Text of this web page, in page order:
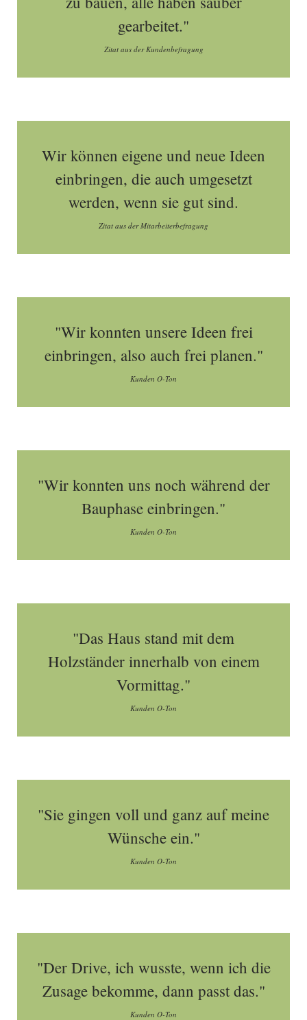
gearbeitet."
Zitat aus der Kundenbefragung
Wir können eigene und neue Ideen
einbringen, die auch umgesetzt
werden, wenn sie gut sind.
Zitat aus der Mitarbeiterbefragung
"Wir konnten unsere Ideen frei
einbringen, also auch frei planen."
Kunden O-Ton
"Wir konnten uns noch während der
Bauphase einbringen."
Kunden O-Ton
"Das Haus stand mit dem
Holzständer innerhalb von einem
Vormittag."
Kunden O-Ton
"Sie gingen voll und ganz auf meine
Wünsche ein."
Kunden O-Ton
"Der Drive, ich wusste, wenn ich die
Zusage bekomme, dann passt das."
Kunden O-Ton